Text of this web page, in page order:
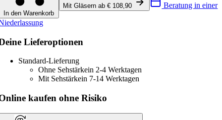
In den Warenkorb
Mit Gläsern ab € 108,90 Beratung in einer
Lieferoptionen
Standard-Lieferung
Ohne Sehstärkein 2-4 Werktagen
Mit Sehstärkein 7-14 Werktagen
kaufen ohne Risiko